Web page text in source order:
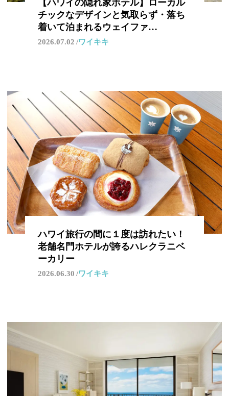
【ハワイの隠れ家ホテル】ローカル
チックなデザインと気取らず・落ち
着いて泊まれるウェイファ…
2026.07.02 ワイキキ
ハワイ旅行の間に１度は訪れたい！
老舗名門ホテルが誇るハレクラニベ
ーカリー
2026.06.30 ワイキキ